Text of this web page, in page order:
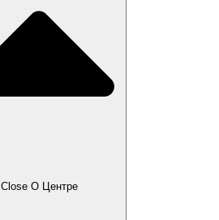
Close О Центре